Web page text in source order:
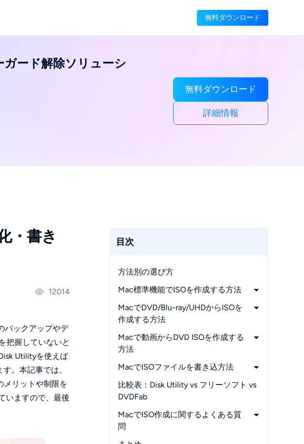
無料ダウンロード
ガード解除ソリューシ
無料ダウンロード
詳細情報
・書き
12014
バックアップやデ
把握していないと
Utilityを使えば
。本記事では、
メリットや制限を
いますので、最後
目次
方法別の選び方
Mac標準機能でISOを作成する方法
- ディスクユーティリティを使ったISO
イメージファイルを作成する方法
MacでDVD/Blu-ray/UHDからISOを
作成する方法
- Mac標準機能で対応できないケース
- 市販やレンタルのDVD/BD/UHDを
Macで動画からDVD ISOを作成する
方法
- フリーソフトでの方法
る方法
MacでISOファイルを書き込方法
- MacでISOをDVDに書き込む方法１．
Finder
ディスクユーティリティ
比較表：Disk Utility vs フリーソフト vs
DVDFab
MacでISO作成に関するよくある質
問
-
Q1：